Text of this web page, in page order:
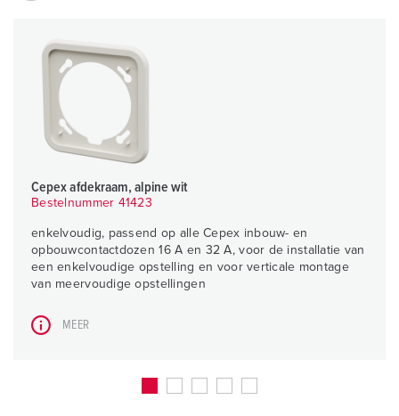
Cepex afdekraam, alpine wit
Bestelnummer 41423
enkelvoudig, passend op alle Cepex inbouw- en
opbouwcontactdozen 16 A en 32 A, voor de installatie van
een enkelvoudige opstelling en voor verticale montage
van meervoudige opstellingen
MEER